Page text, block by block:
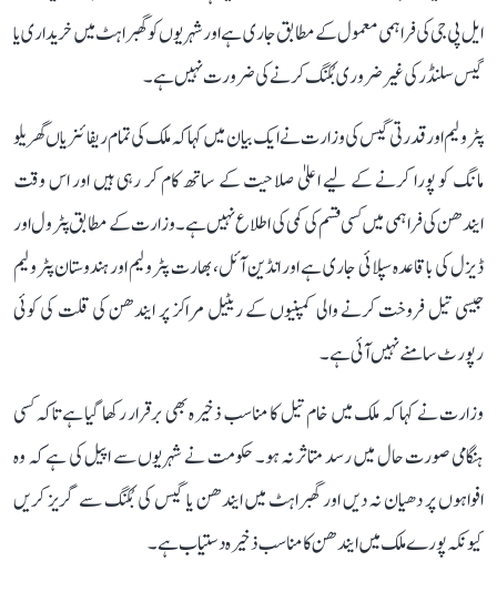
ایل پی جی کی فراہمی معمول کے مطابق جاری ہے اور شہریوں کو گھبراہٹ میں خریداری یا
گیس سلنڈر کی غیر ضروری بُکنگ کرنے کی ضرورت نہیں ہے۔
پٹرولیم اور قدرتی گیس کی وزارت نے ایک بیان میں کہا کہ ملک کی تمام ریفائنریاں گھریلو
مانگ کو پورا کرنے کے لیے اعلیٰ صلاحیت کے ساتھ کام کر رہی ہیں اور اس وقت
ایندھن کی فراہمی میں کسی قسم کی کمی کی اطلاع نہیں ہے۔ وزارت کے مطابق پٹرول اور
ڈیزل کی باقاعدہ سپلائی جاری ہے اور انڈین آئل، بھارت پٹرولیم اور ہندوستان پٹرولیم
جیسی تیل فروخت کرنے والی کمپنیوں کے ریٹیل مراکز پر ایندھن کی قلت کی کوئی
رپورٹ سامنے نہیں آئی ہے۔
وزارت نے کہا کہ ملک میں خام تیل کا مناسب ذخیرہ بھی برقرار رکھا گیا ہے تاکہ کسی
ہنگامی صورت حال میں رسد متاثر نہ ہو۔ حکومت نے شہریوں سے اپیل کی ہے کہ وہ
افواہوں پر دھیان نہ دیں اور گھبراہٹ میں ایندھن یا گیس کی بُکنگ سے گریز کریں
کیونکہ پورے ملک میں ایندھن کا مناسب ذخیرہ دستیاب ہے۔